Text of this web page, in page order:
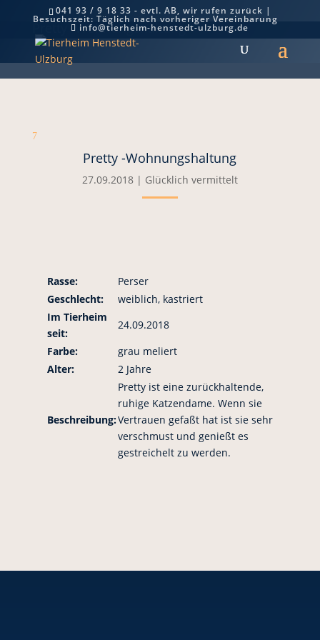
041 93 / 9 18 33 - evtl. AB, wir rufen zurück |
Besuchszeit: Täglich nach vorheriger Vereinbarung
info@tierheim-henstedt-ulzburg.de
Pretty -Wohnungshaltung
7
Pretty -Wohnungshaltung
27.09.2018| Glücklich vermittelt
Rasse:
Perser
Geschlecht:
weiblich, kastriert
Im Tierheim
seit:
24.09.2018
Farbe:
grau meliert
Alter:
2 Jahre
Beschreibung:
Pretty ist eine zurückhaltende,
ruhige Katzendame. Wenn sie
Vertrauen gefaßt hat ist sie sehr
verschmust und genießt es
gestreichelt zu werden.